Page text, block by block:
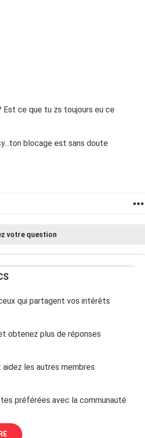
Est ce que tu zs toujours eu ce
blocage est sans doute
votre question
qui partagent vos intérêts
obtenez plus de réponses
les autres membres
préférées avec la communauté